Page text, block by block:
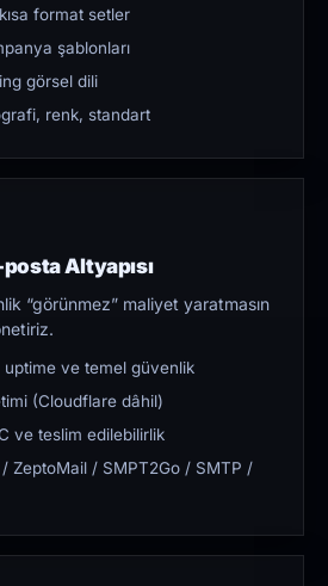
format setler
şablonları
görsel dili
renk, standart
posta Altyapısı
“görünmez” maliyet yaratmasın
uptime ve temel güvenlik
(Cloudflare dâhil)
ve teslim edilebilirlik
ZeptoMail / SMPT2Go / SMTP /